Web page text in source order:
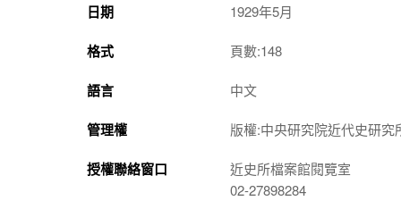
日期 1929年5月
格式 頁數:148
語言 中文
管理權 版權:中央研究院近代史研究
授權聯絡窗口
近史所檔案館閱覽室
02-27898284